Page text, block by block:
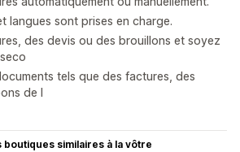
langues sont prises en charge.
des devis ou des brouillons et soyez
tels que des factures, des
de l
similaires à la vôtre